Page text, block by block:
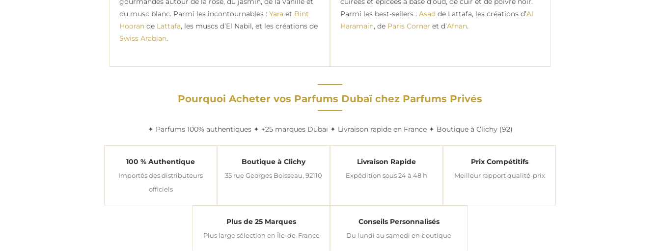
du musc blanc. Parmi les incontournables : Yara et Bint
Hooran de Lattafa, les muscs d’El Nabil, et les créations de
Swiss Arabian.
Parmi les best-sellers : Asad de Lattafa, les créations d’Al
Haramain, de Paris Corner et d’Afnan.
Pourquoi Acheter vos Parfums Dubaï chez Parfums Privés
✦ Parfums 100% authentiques ✦ +25 marques Dubaï ✦ Livraison rapide en France ✦ Boutique à Clichy (92)
100 % Authentique
Importés des distributeurs
officiels
Boutique à Clichy
35 rue Georges Boisseau, 92110
Livraison Rapide
Expédition sous 24 à 48 h
Prix Compétitifs
Meilleur rapport qualité-prix
Plus de 25 Marques
Plus large sélection en Île-de-France
Conseils Personnalisés
Du lundi au samedi en boutique